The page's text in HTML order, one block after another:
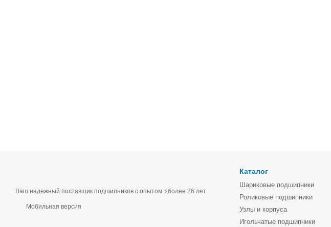
Ваш надежный поставщик подшипников с опытом ⚡более 26 лет
Мобильная версия
Каталог
Шариковые подшипники
Роликовые подшипники
Узлы и корпуса
Игольчатые подшипники